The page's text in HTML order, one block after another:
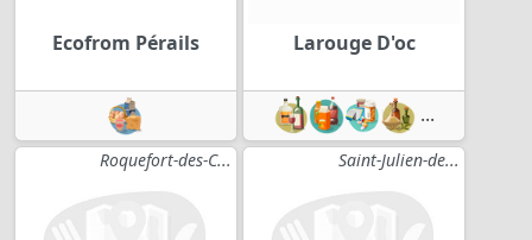
Ecofrom Pérails Larouge D'oc
...
Roquefort-des-C... Saint-Julien-de...